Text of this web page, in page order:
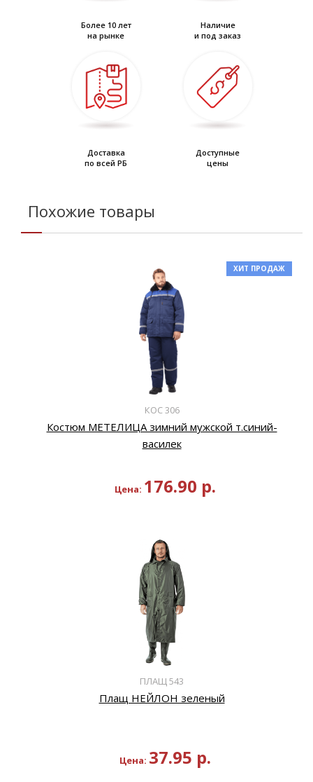
Более 10 лет
на рынке
Наличие
и под заказ
Доставка
по всей РБ
Доступные
цены
Похожие товары
КОС 306
Костюм МЕТЕЛИЦА зимний мужской т.синий-
василек
Цена: 176.90 р.
ХИТ ПРОДАЖ
ПЛАЩ 543
Плащ НЕЙЛОН зеленый
Цена: 37.95 р.